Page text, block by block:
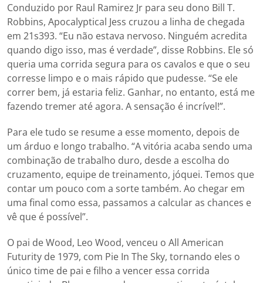
Conduzido por Raul Ramirez Jr para seu dono Bill T.
Robbins, Apocalyptical Jess cruzou a linha de chegada
em 21s393. “Eu não estava nervoso. Ninguém acredita
quando digo isso, mas é verdade”, disse Robbins. Ele só
queria uma corrida segura para os cavalos e que o seu
corresse limpo e o mais rápido que pudesse. “Se ele
correr bem, já estaria feliz. Ganhar, no entanto, está me
fazendo tremer até agora. A sensação é incrível!”.
Para ele tudo se resume a esse momento, depois de
um árduo e longo trabalho. “A vitória acaba sendo uma
combinação de trabalho duro, desde a escolha do
cruzamento, equipe de treinamento, jóquei. Temos que
contar um pouco com a sorte também. Ao chegar em
uma final como essa, passamos a calcular as chances e
vê que é possível”.
O pai de Wood, Leo Wood, venceu o All American
Futurity de 1979, com Pie In The Sky, tornando eles o
único time de pai e filho a vencer essa corrida